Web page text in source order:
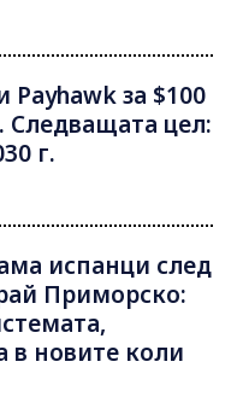
Payhawk за $100
цел:
г.
испанци след
Приморско:
в новите коли